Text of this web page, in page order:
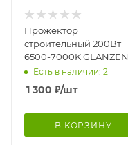
Прожектор
строительный 200Вт
6500-7000K GLANZEN
RPD-0001-200
Есть в наличии: 2
1 300 ₽/шт
В КОРЗИНУ